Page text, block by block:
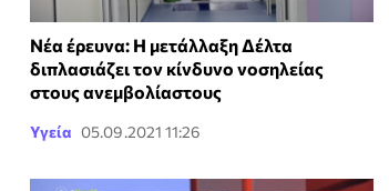
Νέα έρευνα: Η μετάλλαξη Δέλτα
διπλασιάζει τον κίνδυνο νοσηλείας
στους ανεμβολίαστους
Υγεία 05.09.2021 11:26